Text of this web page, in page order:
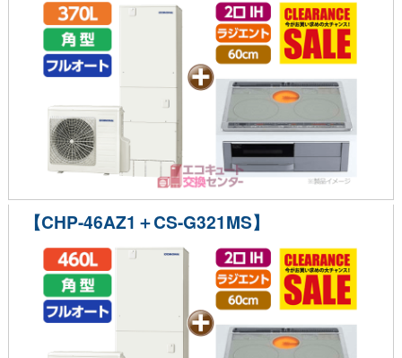
【CHP-46AZ1＋CS-G321MS】